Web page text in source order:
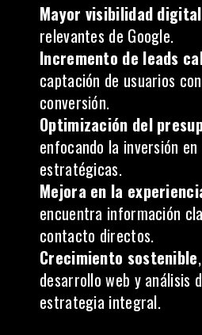
Mayor visibilidad digital
relevantes de Google.
Incremento de leads
captación de usuarios
conversión.
Optimización del
enfocando la inversión
estratégicas.
Mejora en la
encuentra información
contacto directos.
Crecimiento sostenible
desarrollo web y análisis
estrategia integral.